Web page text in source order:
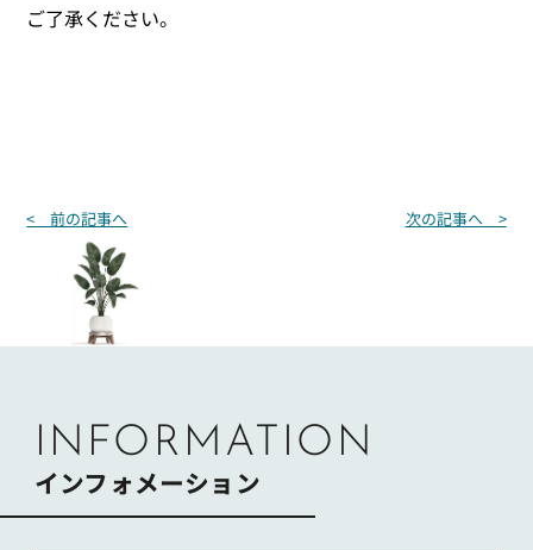
ご了承ください。
投
シ
< 前の記事へ 次の記事へ >
INFORMATION
インフォメーション